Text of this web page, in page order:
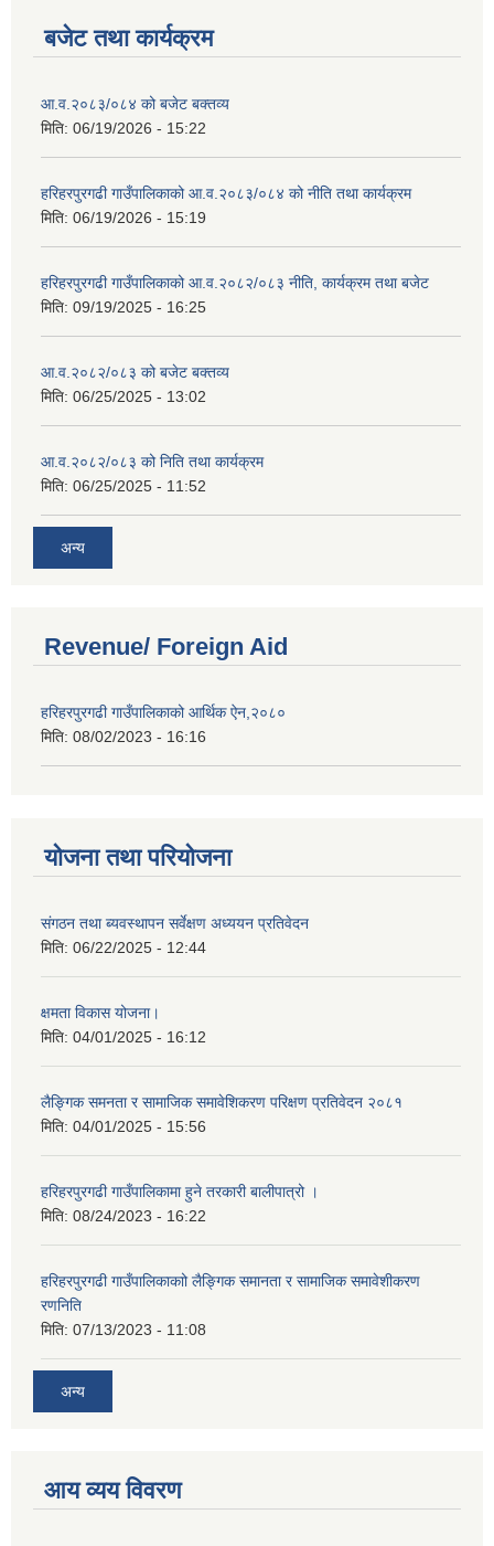
बजेट तथा कार्यक्रम
आ.व.२०८३/०८४ को बजेट बक्तव्य
मिति: 06/19/2026 - 15:22
हरिहरपुरगढी गाउँपालिकाको आ.व.२०८३/०८४ को नीति तथा कार्यक्रम
मिति: 06/19/2026 - 15:19
हरिहरपुरगढी गाउँपालिकाको आ.व.२०८२/०८३ नीति, कार्यक्रम तथा बजेट
मिति: 09/19/2025 - 16:25
आ.व.२०८२/०८३ को बजेट बक्तव्य
मिति: 06/25/2025 - 13:02
आ.व.२०८२/०८३ को निति तथा कार्यक्रम
मिति: 06/25/2025 - 11:52
अन्य
Revenue/ Foreign Aid
हरिहरपुरगढी गाउँपालिकाको आर्थिक ऐन,२०८०
मिति: 08/02/2023 - 16:16
योजना तथा परियोजना
संगठन तथा ब्यवस्थापन सर्वेक्षण अध्ययन प्रतिवेदन
मिति: 06/22/2025 - 12:44
क्षमता विकास योजना।
मिति: 04/01/2025 - 16:12
लैङ्गिक समनता र सामाजिक समावेशिकरण परिक्षण प्रतिवेदन २०८१
मिति: 04/01/2025 - 15:56
हरिहरपुरगढी गाउँपालिकामा हुने तरकारी बालीपात्रो ।
मिति: 08/24/2023 - 16:22
हरिहरपुरगढी गाउँपालिकाकाो लैङ्गिक समानता र सामाजिक समावेशीकरण
रणनिति
मिति: 07/13/2023 - 11:08
अन्य
आय व्यय विवरण